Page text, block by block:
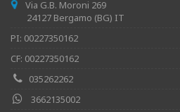
Via G.B. Moroni 269
24127 Bergamo (BG) IT
PI: 00227350162
CF: 00227350162
035262262
3662135002